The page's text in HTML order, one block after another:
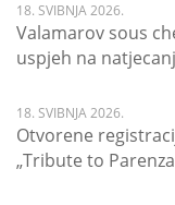
18. SVIBNJA 2026.
Valamarov sous
uspjeh na
18. SVIBNJA 2026.
Otvorene
„Tribute to